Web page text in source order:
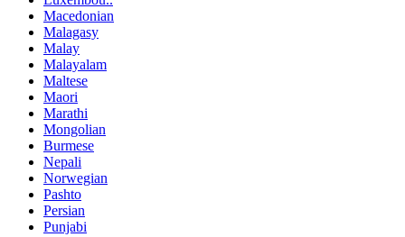
Macedonian
Malagasy
Malay
Malayalam
Maltese
Maori
Marathi
Mongolian
Burmese
Nepali
Norwegian
Pashto
Persian
Punjabi